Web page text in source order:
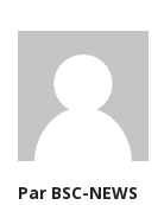
Par BSC-NEWS